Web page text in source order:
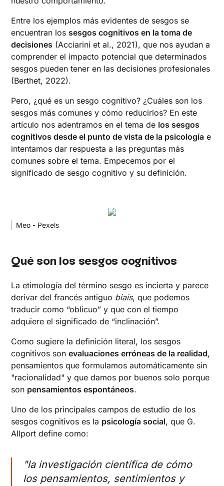
Entre los ejemplos más evidentes de sesgos se
encuentran los sesgos cognitivos en la toma de
decisiones (Acciarini et al., 2021), que nos ayudan a
comprender el impacto potencial que determinados
sesgos pueden tener en las decisiones profesionales
(Berthet, 2022).
Pero, ¿qué es un sesgo cognitivo? ¿Cuáles son los
sesgos más comunes y cómo reducirlos? En este
artículo nos adentramos en el tema de los sesgos
cognitivos desde el punto de vista de la psicología e
intentamos dar respuesta a las preguntas más
comunes sobre el tema. Empecemos por el
significado de sesgo cognitivo y su definición.
Meo - Pexels
Qué son los sesgos cognitivos
La etimología del término sesgo es incierta y parece
derivar del francés antiguo biais, que podemos
traducir como “oblicuo” y que con el tiempo
adquiere el significado de “inclinación”.
Como sugiere la definición literal, los sesgos
cognitivos sonevaluaciones erróneas de la realidad,
pensamientos que formulamos automáticamente sin
"racionalidad" y que damos por buenos solo porque
son pensamientos espontáneos.
Uno de los principales campos de estudio de los
sesgos cognitivos es la psicología social, que G.
Allport define como:
"la investigación científica de cómo
los pensamientos, sentimientos y